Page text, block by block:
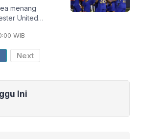
menang
United
pada menit
Vs MU
WIB
Next
Ini